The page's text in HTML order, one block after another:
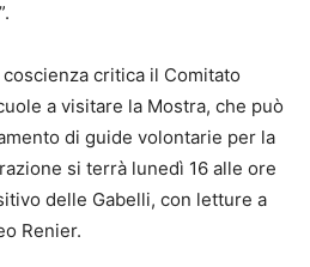
critica il Comitato
a visitare la Mostra, che può
di guide volontarie per la
si terrà lunedì 16 alle ore
delle Gabelli, con letture a
Renier.